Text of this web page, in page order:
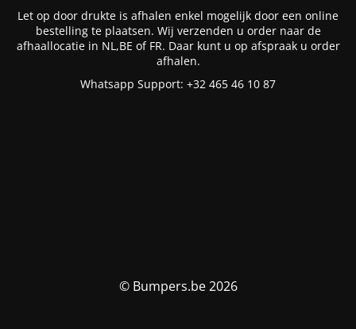
Let op door drukte is afhalen enkel mogelijk door een online
bestelling te plaatsen. Wij verzenden u order naar de
afhaallocatie in NL,BE of FR. Daar kunt u op afspraak u order
afhalen.
Whatsapp Support: +32 465 46 10 87
© Bumpers.be 2026